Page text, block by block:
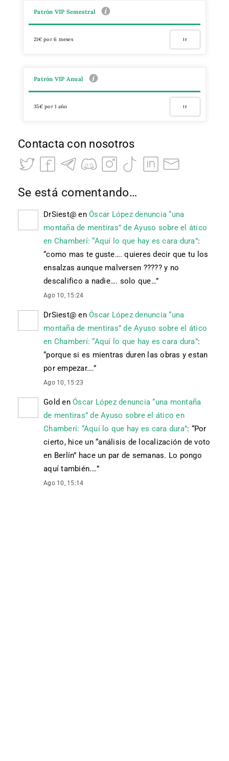
Patrón VIP Semestral
21€ por 6 meses Ir
Patrón VIP Anual
35€ por 1 año Ir
Contacta con nosotros
Se está comentando…
DrSiest@ en Óscar López denuncia “una
montaña de mentiras” de Ayuso sobre el ático
en Chamberí: “Aquí lo que hay es cara dura”:
“como mas te guste…. quieres decir que tu los
ensalzas aunque malversen ????? y no
descalifico a nadie…. solo que…”
Ago 10, 15:24
DrSiest@ en Óscar López denuncia “una
montaña de mentiras” de Ayuso sobre el ático
en Chamberí: “Aquí lo que hay es cara dura”:
“porque si es mientras duren las obras y estan
por empezar….”
Ago 10, 15:23
Gold en Óscar López denuncia “una montaña
de mentiras” de Ayuso sobre el ático en
Chamberí: “Aquí lo que hay es cara dura”: “Por
cierto, hice un “análisis de localización de voto
en Berlín” hace un par de semanas. Lo pongo
aquí también.…”
Ago 10, 15:14